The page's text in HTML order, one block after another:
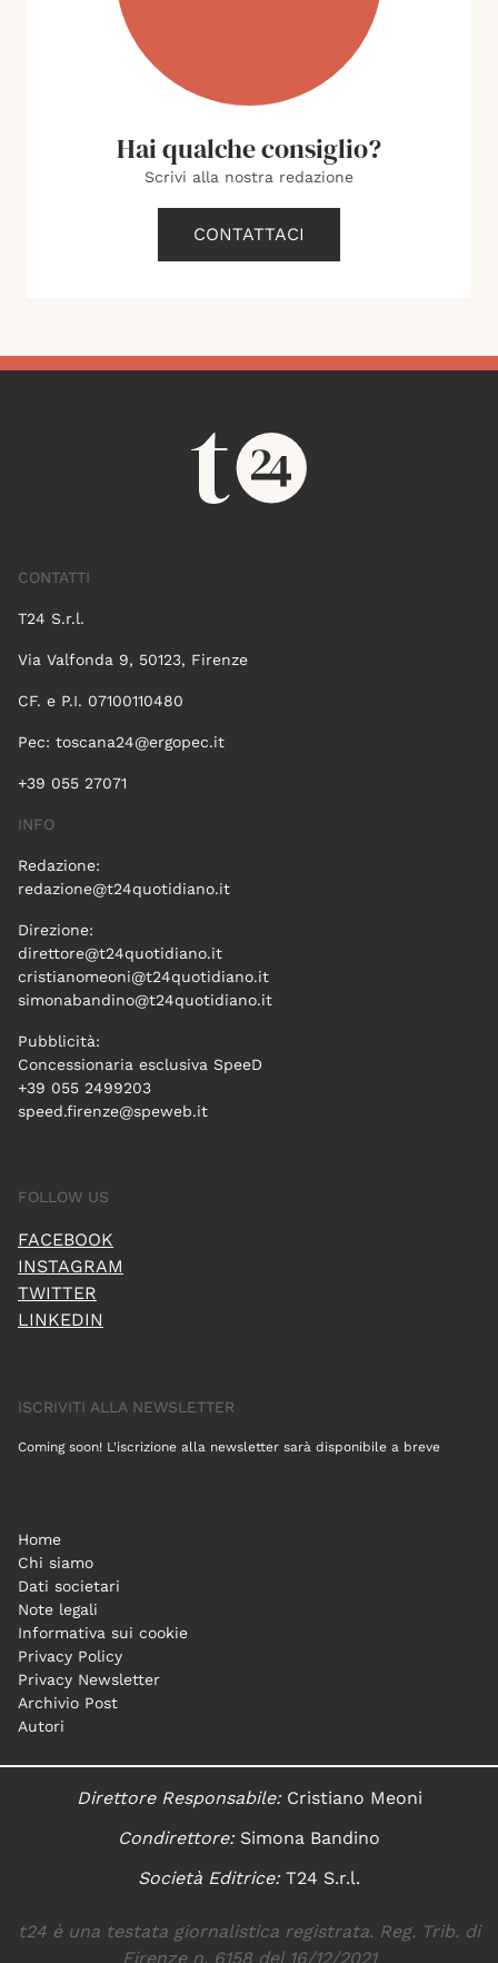
Hai qualche consiglio?
Scrivi alla nostra redazione
CONTATTACI
CONTATTI
T24 S.r.l.
Via Valfonda 9, 50123, Firenze
CF. e P.I. 07100110480
Pec: toscana24@ergopec.it
+39 055 27071
INFO
Redazione:
redazione@t24quotidiano.it
Direzione:
direttore@t24quotidiano.it
cristianomeoni@t24quotidiano.it
simonabandino@t24quotidiano.it
Pubblicità:
Concessionaria esclusiva SpeeD
+39 055 2499203
speed.firenze@speweb.it
FOLLOW US
FACEBOOK
INSTAGRAM
TWITTER
LINKEDIN
ISCRIVITI ALLA NEWSLETTER
Coming soon! L'iscrizione alla newsletter sarà disponibile a breve
Home
Chi siamo
Dati societari
Note legali
Informativa sui cookie
Privacy Policy
Privacy Newsletter
Archivio Post
Autori
Direttore Responsabile:Cristiano Meoni
Condirettore:Simona Bandino
Società Editrice:T24 S.r.l.
t24 è una testata giornalistica registrata. Reg. Trib. di
Firenze n. 6158 del 16/12/2021